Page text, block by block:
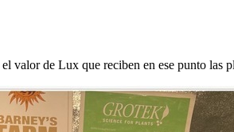
valor de Lux que reciben en ese punto las